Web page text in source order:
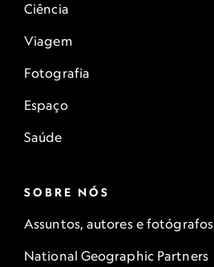
Ciência
Viagem
Fotografia
Espaço
Saúde
SOBRE NÓS
Assuntos, autores e fotógrafos
National Geographic Partners